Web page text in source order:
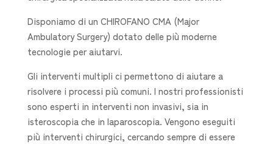
Disponiamo di un CHIROFANO CMA (Major
Ambulatory Surgery) dotato delle più moderne
tecnologie per aiutarvi.
Gli interventi multipli ci permettono di aiutare a
risolvere i processi più comuni. I nostri professionisti
sono esperti in interventi non invasivi, sia in
isteroscopia che in laparoscopia. Vengono eseguiti
più interventi chirurgici, cercando sempre di essere